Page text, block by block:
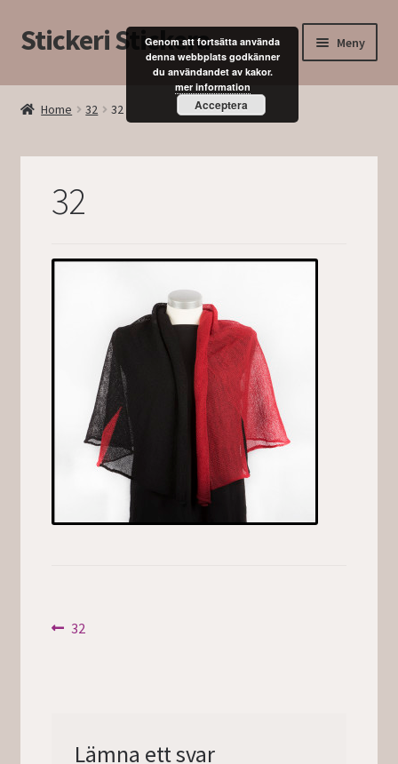
Hoppa
till
Hoppa
till
Stickeri Stickera Meny
Hem
Home 32 32
32
Inläggsnavigering
Föregående
32
Lämna ett svar
Genom att fortsätta använda
denna webbplats godkänner
du användandet av kakor.
mer information
Acceptera